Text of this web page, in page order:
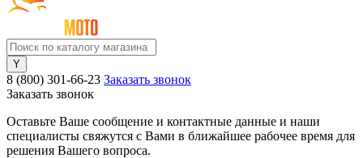
8 (800) 301-66-23 Заказать звонок
Заказать звонок
Оставьте Ваше сообщение и контактные данные и наши
специалисты свяжутся с Вами в ближайшее рабочее время для
решения Вашего вопроса.